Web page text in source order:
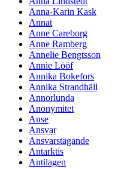
Anna-Karin Kask
Annat
Anne Careborg
Anne Ramberg
Annelie Bengtsson
Annie Lööf
Annika Bokefors
Annika Strandhäll
Annorlunda
Anonymitet
Anse
Ansvar
Ansvarstagande
Antarktis
Antilagen